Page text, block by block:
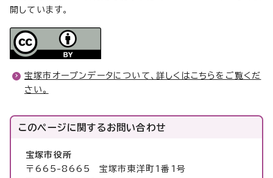
開しています。
宝塚市オープンデータについて、詳しくはこちらをご覧くだ
さい。
このページに関するお問い合わせ
宝塚市役所
〒665-8665 宝塚市東洋町1番1号